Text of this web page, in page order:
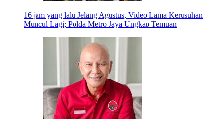
16 jam yang lalu Jelang Agustus, Video Lama Kerusuhan
Muncul Lagi; Polda Metro Jaya Ungkap Temuan